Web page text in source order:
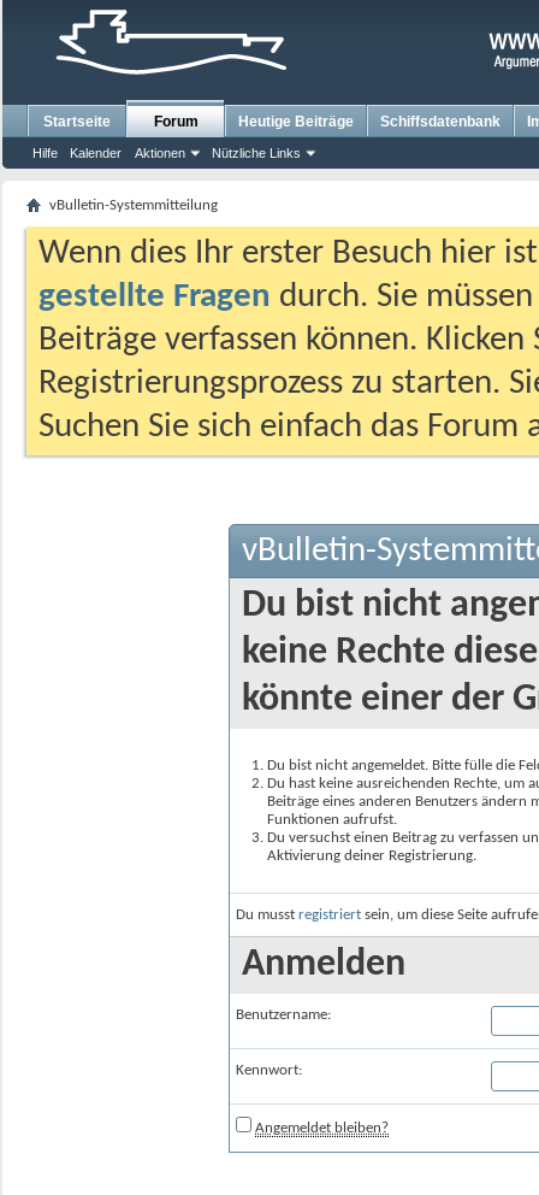
Startseite Forum
Hilfe Kalender Aktionen Nützliche Links
Heutige Beiträge Schiffsdatenbank
vBulletin-Systemmitteilung
Wenn dies Ihr erster Besuch hier
gestellte Fragen durch. Sie
Beiträge verfassen können.
Registrierungsprozess zu starten.
Suchen Sie sich einfach das
vBulletin-
Du bist nicht
keine Rechte
könnte einer der
Du bist nicht angemeldet. Bitte fülle die
Du hast keine ausreichenden Rechte, um
Beiträge eines anderen Benutzers
Funktionen aufrufst.
Du versuchst einen Beitrag zu verfassen
Aktivierung deiner Registrierung.
Du musst registriert sein, um diese Seite
Anmelden
Benutzername:
Kennwort:
Angemeldet bleiben?